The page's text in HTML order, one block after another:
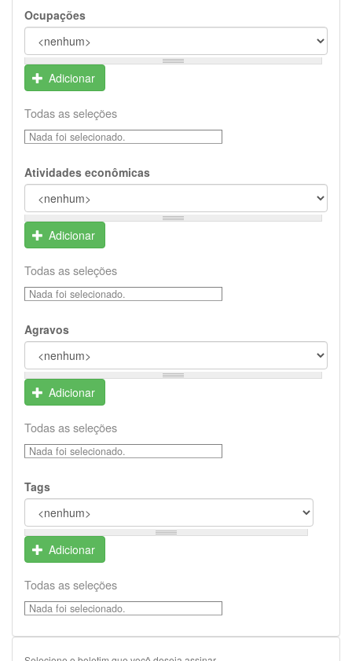
Ocupações
Adicionar
Todas as seleções
Nada foi selecionado.
Atividades econômicas
Adicionar
Todas as seleções
Nada foi selecionado.
Agravos
Adicionar
Todas as seleções
Nada foi selecionado.
Tags
Adicionar
Todas as seleções
Nada foi selecionado.